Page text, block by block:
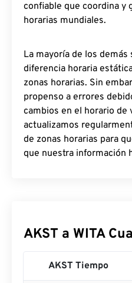
confiable que coordina y
horarias mundiales.
La mayoría de los
diferencia horaria
zonas horarias. Sin
propenso a errores
cambios en el horario de
actualizamos
de zonas horarias para
que nuestra información
AKST a WITA
AKST Tiempo